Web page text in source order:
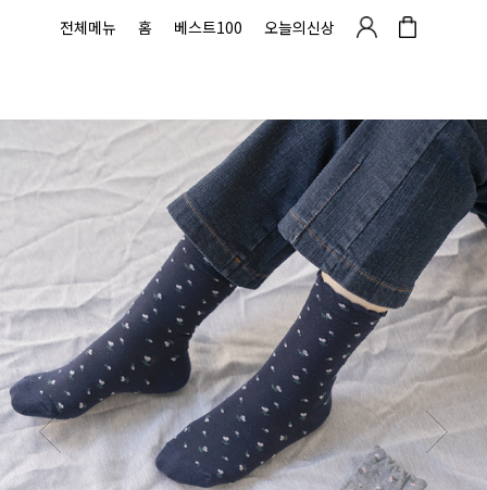
전체메뉴 홈 베스트100 오늘의신상